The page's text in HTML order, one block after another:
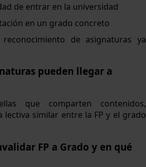
de entrar en la universidad
en un grado concreto
reconocimiento de asignaturas ya
pueden llegar a
que comparten contenidos,
lectiva similar entre la FP y el grado
FP a Grado y en qué